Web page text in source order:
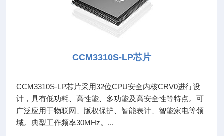
CCM3310S-LP芯片
CCM3310S-LP芯片采用32位CPU安全内核CRV0进行设
计，具有低功耗、高性能、多功能及高安全性等特点。可
广泛应用于物联网、版权保护、智能表计、智能家电等领
域。典型工作频率30MHz。...